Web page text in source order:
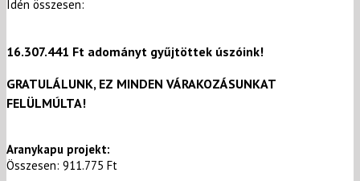
Idén összesen:
16.307.441 Ft adományt gyűjtöttek úszóink!
GRATULÁLUNK, EZ MINDEN VÁRAKOZÁSUNKAT
FELÜLMÚLTA!
​Aranykapu projekt:
Összesen: 911.775 Ft